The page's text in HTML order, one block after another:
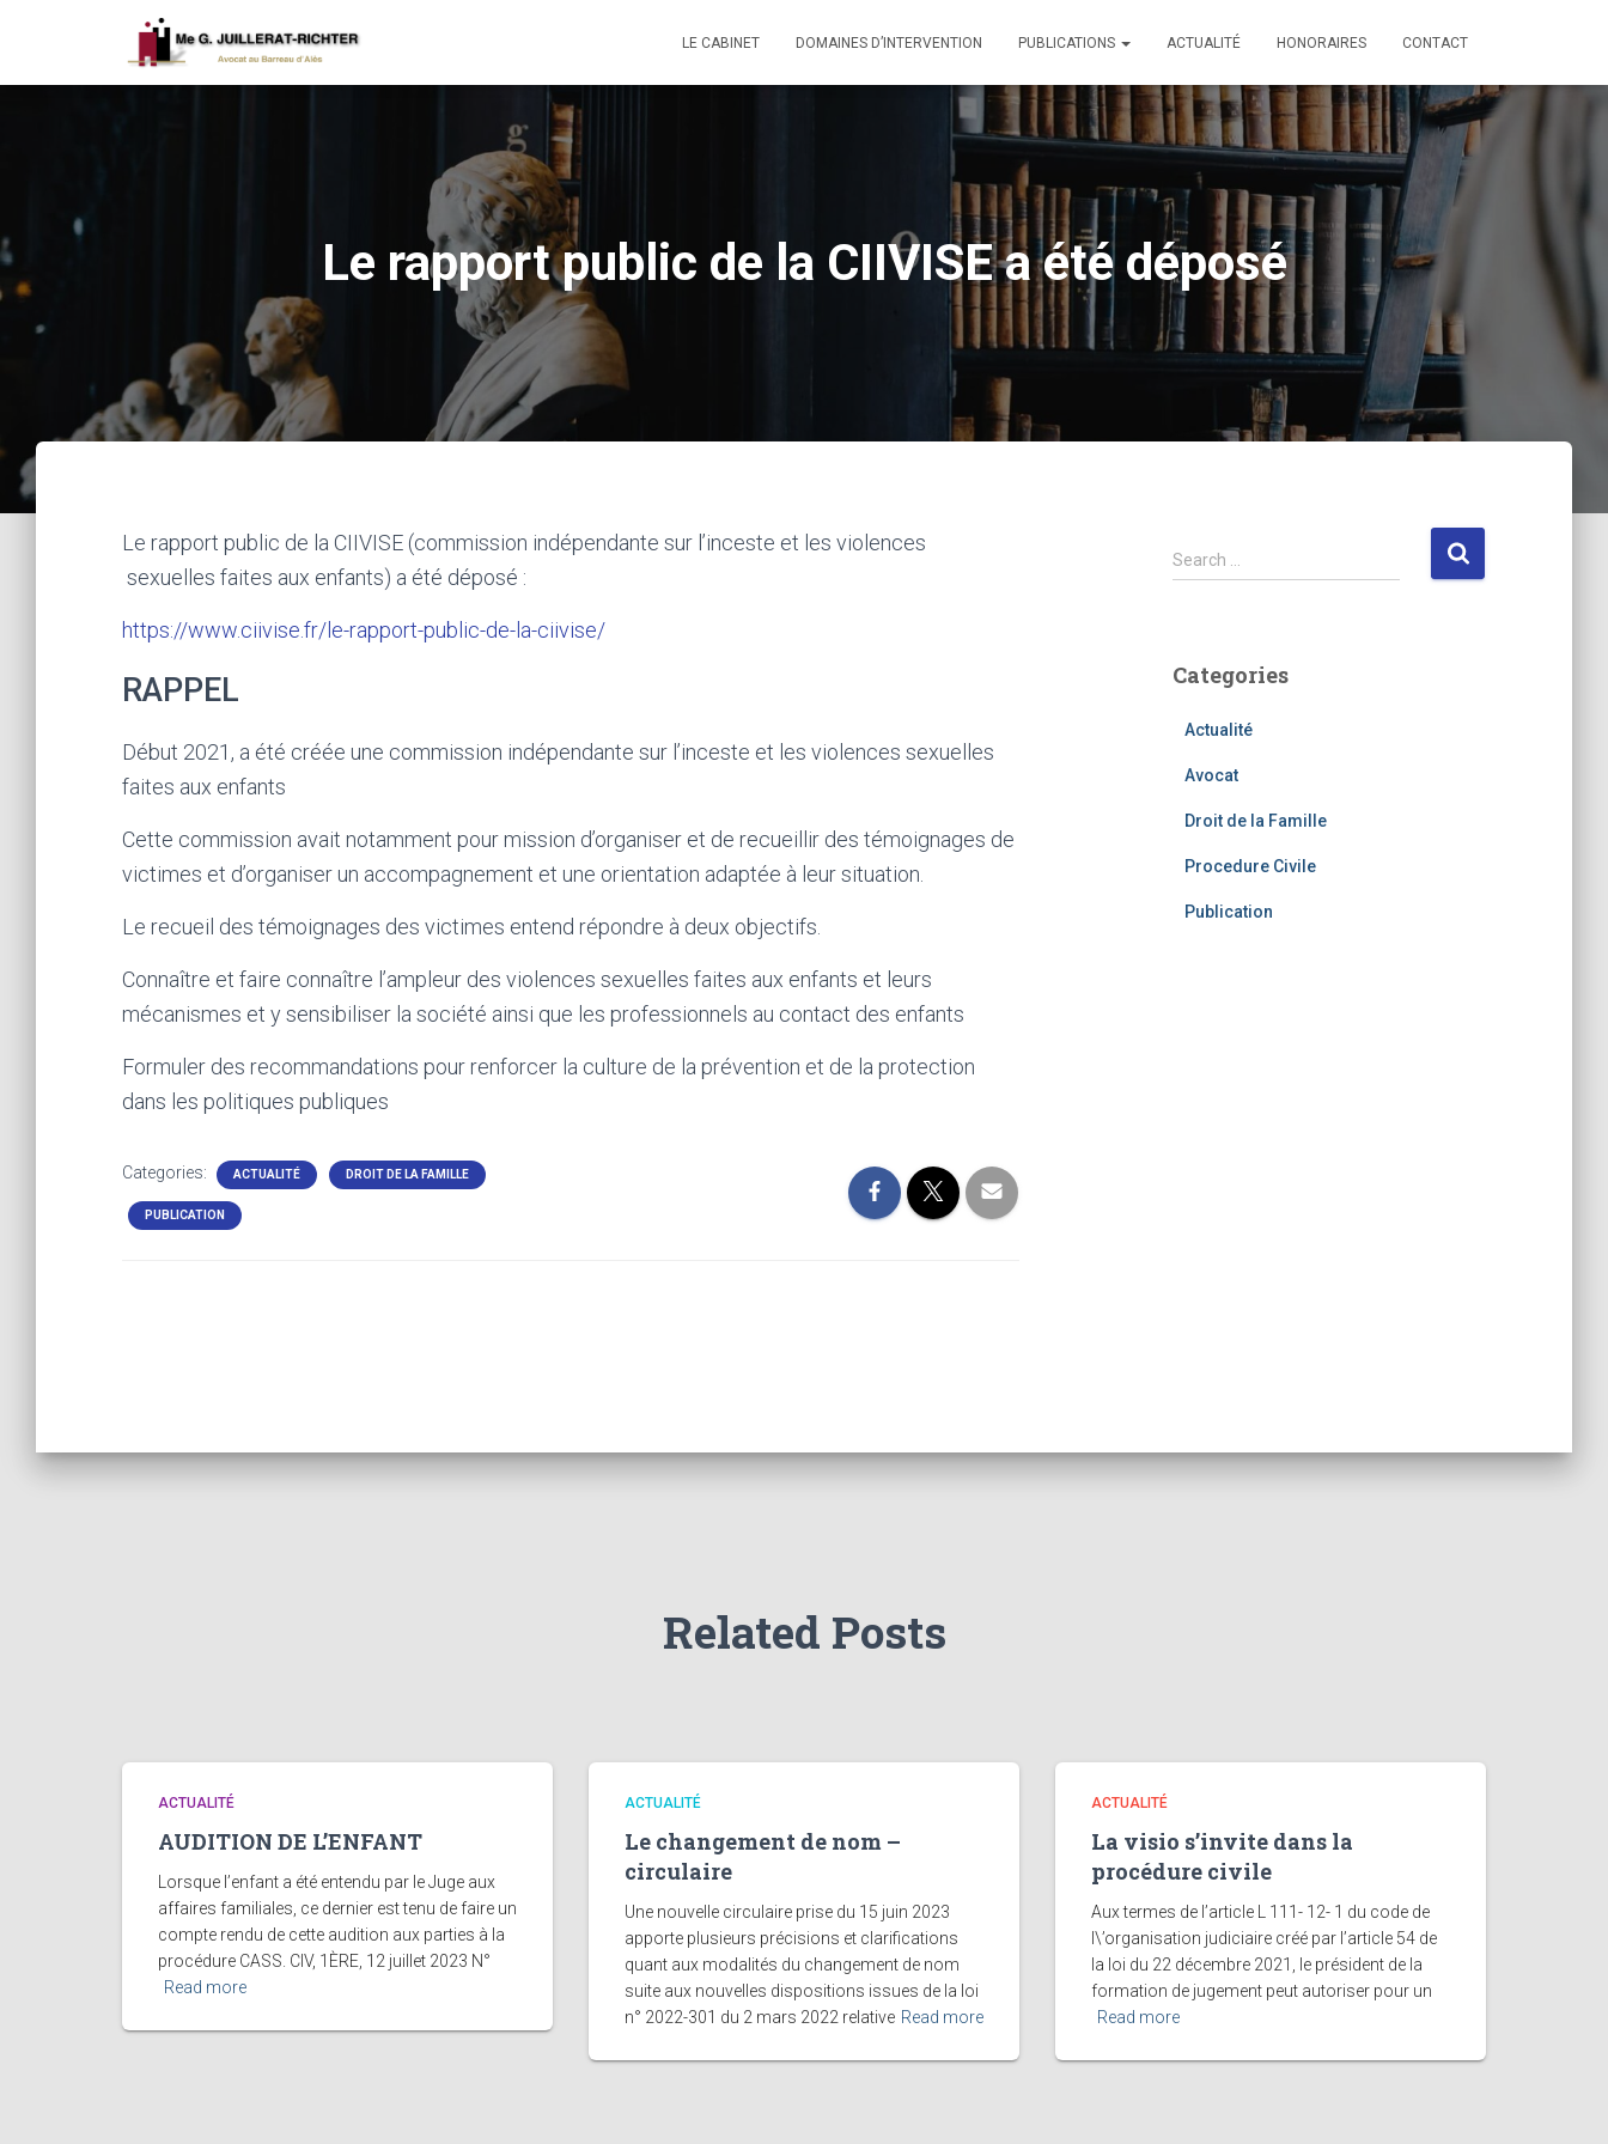
LE CABINET DOMAINES D’INTERVENTION PUBLICATIONS ACTUALITÉ HONORAIRES CONTACT
Le rapport public de la CIIVISE a été déposé
Le rapport public de la CIIVISE (commission indépendante sur l’inceste et les violences
sexuelles faites aux enfants) a été déposé :
https://www.ciivise.fr/le-rapport-public-de-la-ciivise/
RAPPEL
Début 2021, a été créée une commission indépendante sur l’inceste et les violences sexuelles
faites aux enfants
Cette commission avait notamment pour mission d’organiser et de recueillir des témoignages de
victimes et d’organiser un accompagnement et une orientation adaptée à leur situation.
Le recueil des témoignages des victimes entend répondre à deux objectifs.
Connaître et faire connaître l’ampleur des violences sexuelles faites aux enfants et leurs
mécanismes et y sensibiliser la société ainsi que les professionnels au contact des enfants
Formuler des recommandations pour renforcer la culture de la prévention et de la protection
dans les politiques publiques
Categories: ACTUALITÉ DROIT DE LA FAMILLE
PUBLICATION
S
e
h
Search …
Categories
Actualité
Avocat
Droit de la Famille
Procedure Civile
Publication
Related Posts
ACTUALITÉ
AUDITION DE L’ENFANT
Lorsque l’enfant a été entendu par le Juge aux
affaires familiales, ce dernier est tenu de faire un
compte rendu de cette audition aux parties à la
procédure CASS. CIV, 1ÈRE, 12 juillet 2023 N°
Read more
ACTUALITÉ
Le changement de nom –
circulaire
Une nouvelle circulaire prise du 15 juin 2023
apporte plusieurs précisions et clarifications
quant aux modalités du changement de nom
suite aux nouvelles dispositions issues de la loi
n° 2022-301 du 2 mars 2022 relative Read more
ACTUALITÉ
La visio s’invite dans la
procédure civile
Aux termes de l’article L 111- 12- 1 du code de
l\’organisation judiciaire créé par l’article 54 de
la loi du 22 décembre 2021, le président de la
formation de jugement peut autoriser pour un
Read more